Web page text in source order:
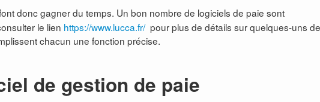
donc gagner du temps. Un bon nombre de logiciels de paie sont
le lien https://www.lucca.fr/pour plus de détails sur quelques-uns
chacun une fonction précise.
de gestion de paie